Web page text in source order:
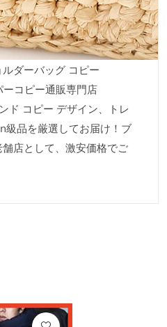
ダーバッグ コピー
コピー通販専門店
ド コピー デザイン、トレ
級品を厳選してお届け！ブ
店として、激安価格でご